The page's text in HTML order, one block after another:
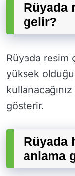
Rüyada
gelir?
Rüyada resim
yüksek
gösterir.
Rüyada
anlama